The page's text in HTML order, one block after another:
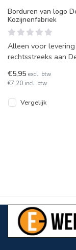
Borduren van logo
Kozijnenfabriek
Alleen voor levering
rechtsstreeks aan
borduren uw logo op
bijna elk kleding
€5,95 excl. btw
€7,20 incl. btw
Vergelijk